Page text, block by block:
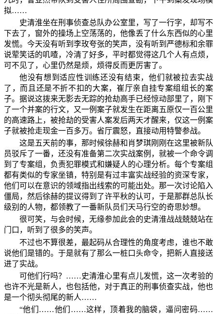
拟……
史清淮坐在刑事侦查总队办公室里，写了一行字，却写不
下去了，窗外的操场上空荡荡的，他像丢了什么东西似的心里
发慌。今天没有听到李玫夸张的笑声，没有听到严德标和余罪
说荤笑话的叽喳，冷清了好多，平时都觉得这几个人有点烦，
可不见了，心里仍然是烦，烦得反而更厉害了。
他没有想到适应性训练还没有结束，他们就被拉去实战
了，而且还是不折不扣的大案，崔厅亲自挂专案组组长的案
子。据说这拨来无影去无踪的抢劫高手已经惊动部里了，刚下
了一个并案的行文，又一例案子就发生在距离五原仅一百公里
的高速路上，被抢劫的受害人案发后两天才醒来，仅这一例案
子就被抢走现金一百多万。省厅震怒，直接动用特警参战。
这是五天前的事，那时候徐赫和肖梦琪刚刚在这里被新队
员驳斥了一番，还没有准备第二次实战案例，就被一个命令调
到了专案组，负责犯罪模式和嫌疑人的心理分析。每个专案组
都有类似的专家坐镇，特别是有过丰富实战经验的资深专家，
他们可以在意识的领域指出线索的可能出处。那一次讨论陷入
僵局，然后徐赫的提议得到了许平秋的认可，于是那群总队长
级别的人物，都领教了一番新队员们天马行空的奇思妙想。
很可笑，与会时候，无缘参加此会的史清淮战战兢兢站在
门口，听到了很多的笑声。
不过也不算很差，最起码从合理性的角度考虑，谁也不敢
说他们是错的。于是就有了那么一桩口头命令，把新人直接送
进了实战。
可他们行吗？……史清淮心里有点儿发慌，这一次考验的
也许不光是新人，也包括他，对于真正的刑事侦查实战，他也
是一个彻头彻尾的新人……
“他们……他们……这样，顶着我的脑袋，逼问密码……